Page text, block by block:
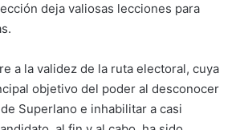
deja valiosas lecciones para
a la validez de la ruta electoral, cuya
objetivo del poder al desconocer
Superlano e inhabilitar a casi